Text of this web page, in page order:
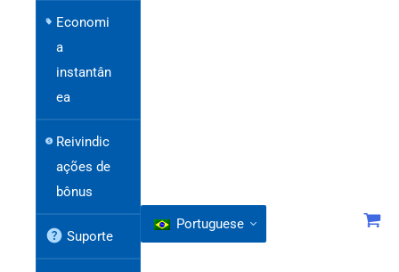
Economi
a
instantân
ea
Reivindic
ações de
bônus
Suporte
Portuguese